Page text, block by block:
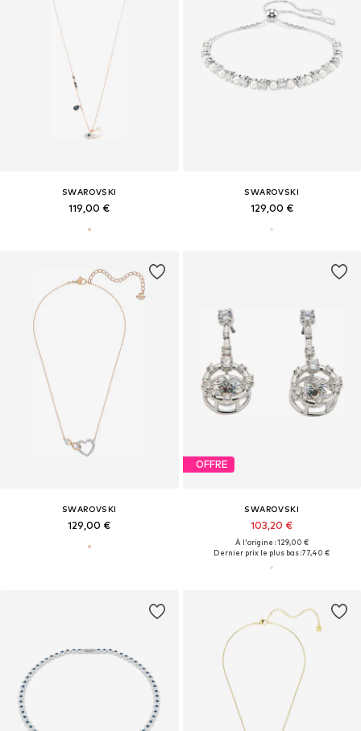
SWAROVSKI
119,00 €
SWAROVSKI
129,00 €
SWAROVSKI
129,00 €
OFFRE
SWAROVSKI
103,20 €
À l'origine : 129,00 €
Dernier prix le plus bas :77,40 €